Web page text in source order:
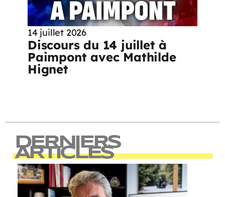
14 juillet 2026
Discours du 14 juillet à
Paimpont avec Mathilde
Hignet
DERNIERS
ARTICLES